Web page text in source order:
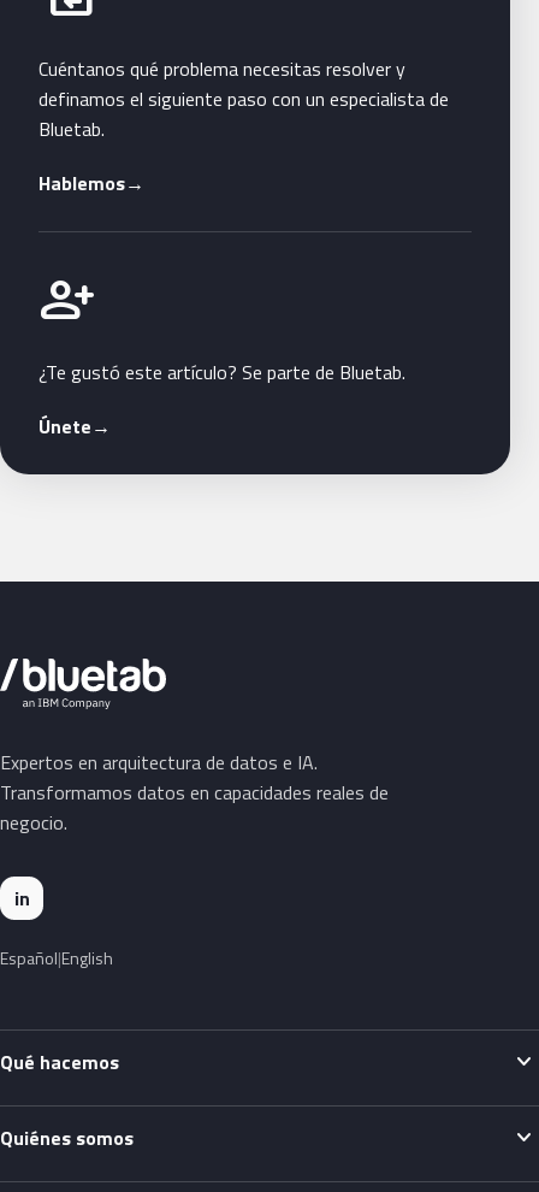
Cuéntanos qué problema necesitas resolver y
definamos el siguiente paso con un especialista de
Bluetab.
Hablemos→
person_add
Únete a Bluetab
¿Te gustó este artículo? Se parte de Bluetab.
Únete→
Expertos en arquitectura de datos e IA.
Transformamos datos en capacidades reales de
negocio.
in
Español English
Qué hacemos expand_more
Quiénes somos expand_more